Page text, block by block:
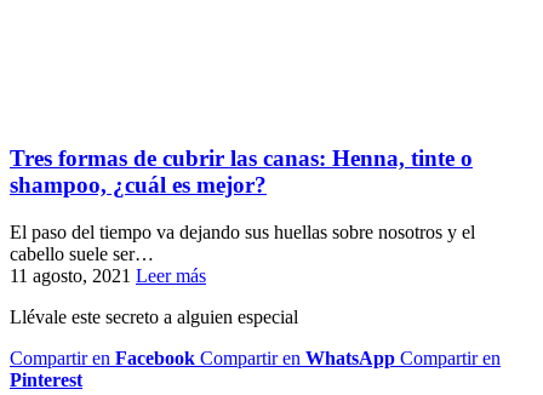
Tres formas de cubrir las canas: Henna, tinte o
shampoo, ¿cuál es mejor?
El paso del tiempo va dejando sus huellas sobre nosotros y el
cabello suele ser…
11 agosto, 2021 Leer más
Llévale este secreto a alguien especial
Compartir en Facebook Compartir en WhatsApp Compartir en
Pinterest